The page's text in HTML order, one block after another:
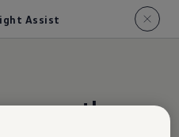
Assist
svetlu –